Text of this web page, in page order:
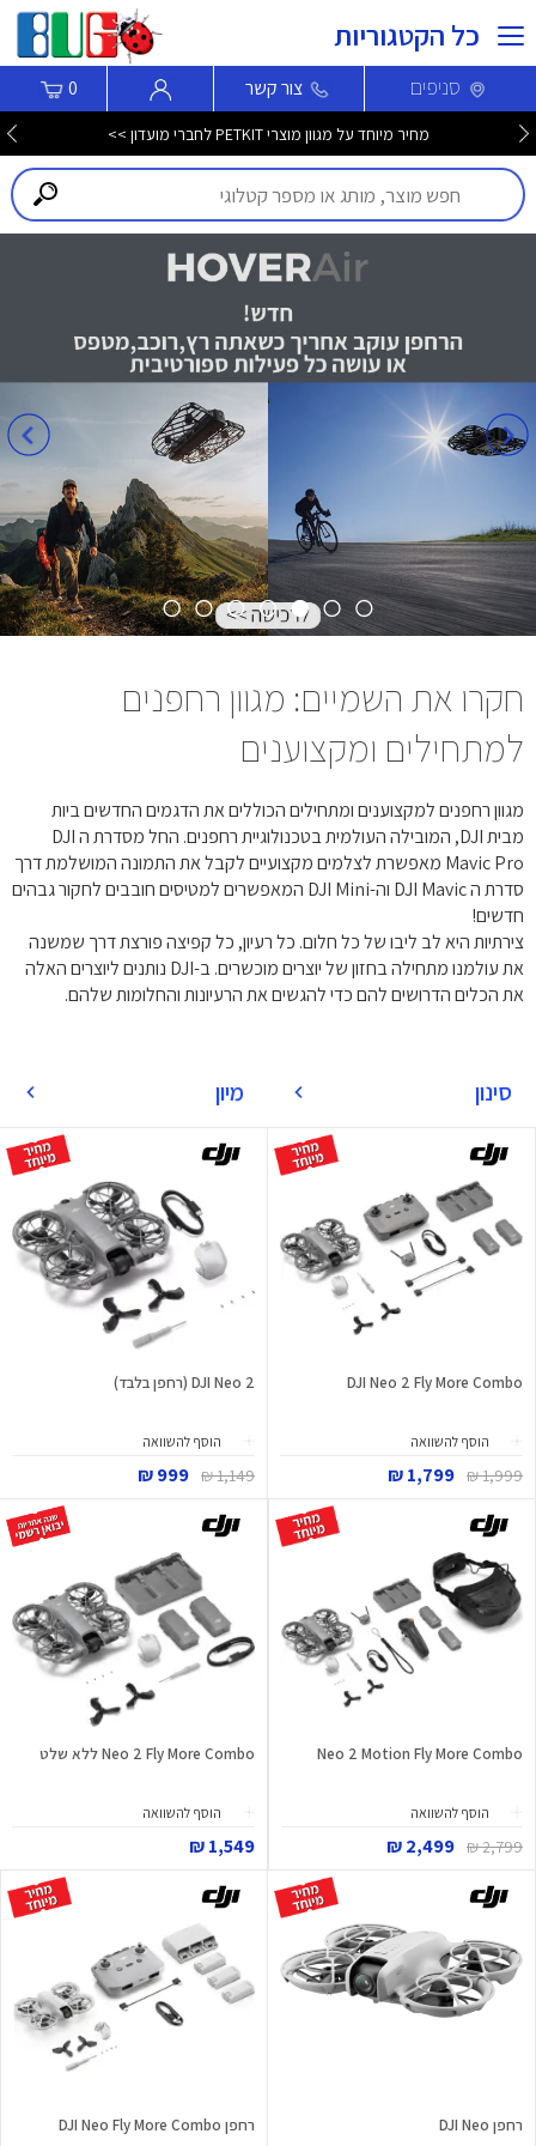
כל הקטגוריות
סניפים צור קשר 0
מחיר מיוחד על מגוון מוצרי PETKIT לחברי מועדון >>
חקרו את השמיים: מגוון רחפנים
למתחילים ומקצוענים
מגוון רחפנים למקצוענים ומתחילים הכוללים את הדגמים החדשים ביות
מבית DJI, המובילה העולמית בטכנולוגיית רחפנים. החל מסדרת ה DJI
Mavic Pro מאפשרת לצלמים מקצועיים לקבל את התמונה המושלמת דרך
סדרת ה DJI Mavic וה-DJI Mini המאפשרים למטיסים חובבים לחקור גבהים
חדשים!
צירתיות היא לב ליבו של כל חלום. כל רעיון, כל קפיצה פורצת דרך שמשנה
את עולמנו מתחילה בחזון של יוצרים מוכשרים. ב-DJI נותנים ליוצרים האלה
את הכלים הדרושים להם כדי להגשים את הרעיונות והחלומות שלהם.
סינון מיון
DJI Neo 2 Fly More Combo
הוסף להשוואה
1,999 ₪
1,799 ₪
DJI Neo 2 (רחפן בלבד)
הוסף להשוואה
1,149 ₪
999 ₪
Neo 2 Motion Fly More Combo
הוסף להשוואה
2,799 ₪
2,499 ₪
Neo 2 Fly More Combo ללא שלט
הוסף להשוואה
1,549 ₪
רחפן DJI Neo רחפן DJI Neo Fly More Combo